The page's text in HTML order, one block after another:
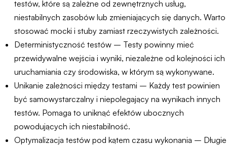
testów, które są zależne od zewnętrznych usług,
niestabilnych zasobów lub zmieniających się danych. Warto
stosować mocki i stuby zamiast rzeczywistych zależności.
Deterministyczność testów – Testy powinny mieć
przewidywalne wejścia i wyniki, niezależne od kolejności ich
uruchamiania czy środowiska, w którym są wykonywane.
Unikanie zależności między testami – Każdy test powinien
być samowystarczalny i niepolegający na wynikach innych
testów. Pomaga to uniknąć efektów ubocznych
powodujących ich niestabilność.
Optymalizacja testów pod kątem czasu wykonania – Długie